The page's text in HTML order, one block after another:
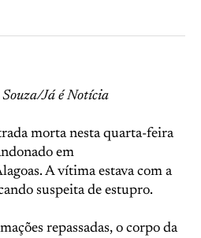
Souza/Já é Notícia
morta nesta quarta-feira
em
A vítima estava com a
suspeita de estupro.
repassadas, o corpo da